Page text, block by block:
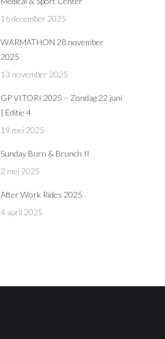
16 december 2025
WARMATHON 28 november
2025
13 november 2025
GP VITORI 2025 – Zondag 22 juni
| Editie 4
19 mei 2025
Sunday Burn & Brunch II
2 mei 2025
After Work Rides 2025
4 april 2025